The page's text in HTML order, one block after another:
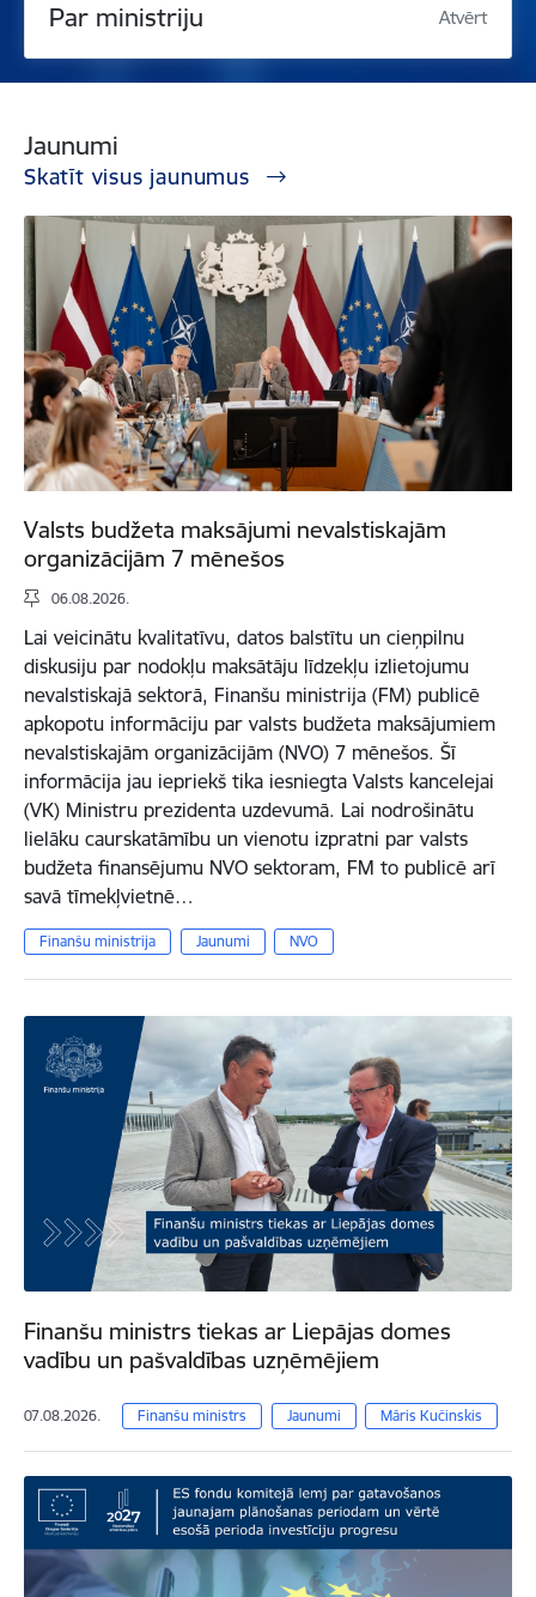
Par ministriju Atvērt
Jaunumi
Skatīt visus jaunumus
Valsts budžeta maksājumi nevalstiskajām
organizācijām 7 mēnešos
06.08.2026.
Lai veicinātu kvalitatīvu, datos balstītu un cieņpilnu
diskusiju par nodokļu maksātāju līdzekļu izlietojumu
nevalstiskajā sektorā, Finanšu ministrija (FM) publicē
apkopotu informāciju par valsts budžeta maksājumiem
nevalstiskajām organizācijām (NVO) 7 mēnešos. Šī
informācija jau iepriekš tika iesniegta Valsts kancelejai
(VK) Ministru prezidenta uzdevumā. Lai nodrošinātu
lielāku caurskatāmību un vienotu izpratni par valsts
budžeta finansējumu NVO sektoram, FM to publicē arī
savā tīmekļvietnē…
Finanšu ministrija Jaunumi NVO
Finanšu ministrs tiekas ar Liepājas domes
vadību un pašvaldības uzņēmējiem
07.08.2026. Finanšu ministrs Jaunumi Māris Kučinskis